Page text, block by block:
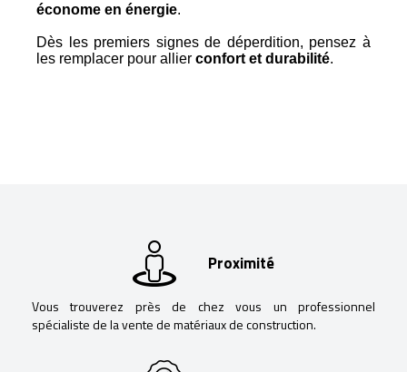
économe en énergie.
Dès les premiers signes de déperdition, pensez à
les remplacer pour allier confort et durabilité.
Proximité
Vous trouverez près de chez vous un professionnel
spécialiste de la vente de matériaux de construction.